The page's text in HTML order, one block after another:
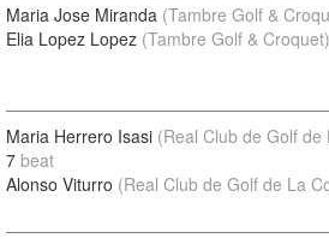
Maria Jose Miranda (Tambre Golf &
Elia Lopez Lopez (Tambre Golf & Croquet)
Maria Herrero Isasi (Real Club de Golf de
7 beat
Alonso Viturro (Real Club de Golf de La